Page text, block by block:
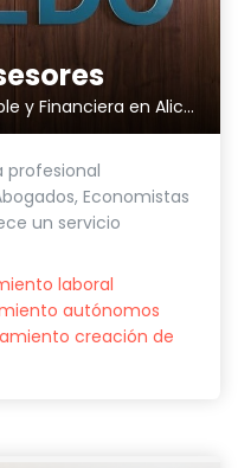
Asesoria Fiscal, Laboral, Contable y Financiera en Alicante
profesional
Economistas
un servicio
laboral
autónomos
creación de